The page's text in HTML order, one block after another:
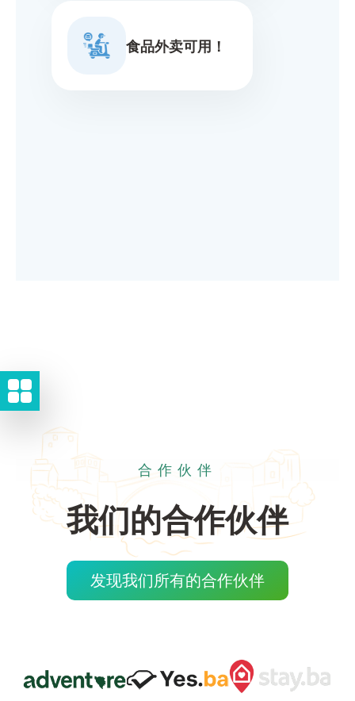
食品外卖可用！
合作伙伴
我们的合作伙伴
发现我们所有的合作伙伴